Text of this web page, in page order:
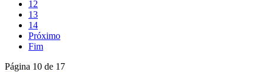
12
13
14
Próximo
Fim
Página 10 de 17